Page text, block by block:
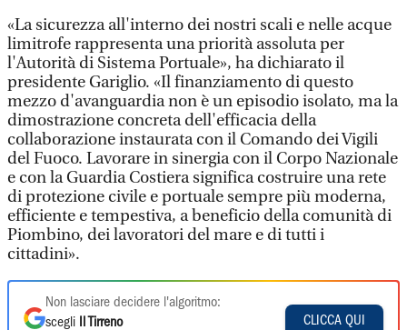
«La sicurezza all'interno dei nostri scali e nelle acque
limitrofe rappresenta una priorità assoluta per
l'Autorità di Sistema Portuale», ha dichiarato il
presidente Gariglio. «Il finanziamento di questo
mezzo d'avanguardia non è un episodio isolato, ma la
dimostrazione concreta dell'efficacia della
collaborazione instaurata con il Comando dei Vigili
del Fuoco. Lavorare in sinergia con il Corpo Nazionale
e con la Guardia Costiera significa costruire una rete
di protezione civile e portuale sempre più moderna,
efficiente e tempestiva, a beneficio della comunità di
Piombino, dei lavoratori del mare e di tutti i
cittadini».
Non lasciare decidere l'algoritmo:
scegli
Il Tirreno
CLICCA QUI